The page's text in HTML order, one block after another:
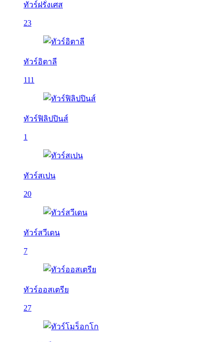
ทัวร์ฝรั่งเศส
23
ทัวร์อิตาลี
111
ทัวร์ฟิลิปปินส์
1
ทัวร์สเปน
20
ทัวร์สวีเดน
7
ทัวร์ออสเตรีย
27